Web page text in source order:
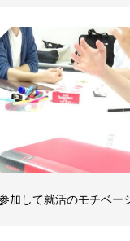
加して就活のモチベー